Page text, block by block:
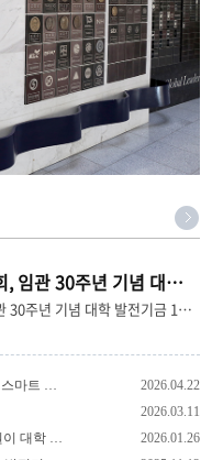
해군 ROTC 41기 동기회, 임관 30주년 기념 대학 발전기금 1000만 원 기탁
해군 ROTC 41기 동기회, 임관 30주년 기념 대학 발전기금 1000만 원 기탁 해군 ROTC 41기 동기회가 임관 30주년을 기념하여 모교 발전과후배들의 성장을 돕기 위한 발전기금 1,000만 원을 전달했다. 발전기금 전달식 행사는 4월 23일(목) 대학본부에서 류동근 총장과 해군 ROTC 41기 동기회 최일중 회장 등 관계자 다수가 참석한 가운데 열렸다. 이번 기부는 해군 ROTC 41기 동기들이 임관 30주년이라는 뜻깊은 이정표를 세우며, 지난 30년간 각자의 위치에서 성장할 수 있도록 토대가 되어 준 모교에 감사의 마음을 전하기 위해 마련됐다. 국립한국해양대 해군 ROTC는 1959년 국내 최초로 창설되어 대한민국 학군단 역사의 효시가 된 상징적인 곳이다. 이번 41기 동기회의 기부는 이러한 유구한 전통을 계승하고, 선후배 간의 끈끈한 결속력을 다시 한번 확인했다는 점에서 그 의미가 깊다. 이날 전달된 발전기금은 후배 학생들이 더 나은 여건에서 성장할 수 있도록 사용될 예정이다. 해군 ROTC 41기 동기회 최일중 회장은 “동기 한 명 한 명의 소중한 정성이 모교의 눈부신 발전과 해사 미래를 이끌어갈 후배들의 성장에 든든한 밑거름이 되기를 간절히 소망한다”며 기부 취지를 밝혔다. 국립한국해양대 류동근 총장은 “임관 30주년을 맞이해 변함없는 애정으로 대학을 찾아주신 ROTC 41기 동문 여러분께 진심으로 감사드린다”며, “이번 발전기금은 우리 학생들이 대한민국 해양·항만물류 산업을 선도할 핵심 인재로 성장하는 데 소중한 자양분이 될 것”이라고 화답했다.
㈜이루온, ‘5G 인프라 및 LED 전광판’ 기증…스마트 캠퍼스 고도화 이끈다
2026.04.22
2026.03.11
과거 UN 공헌에 감사 전했다…“UNKRA 지원이 대학 성장의 씨앗돼”
2026.01.26